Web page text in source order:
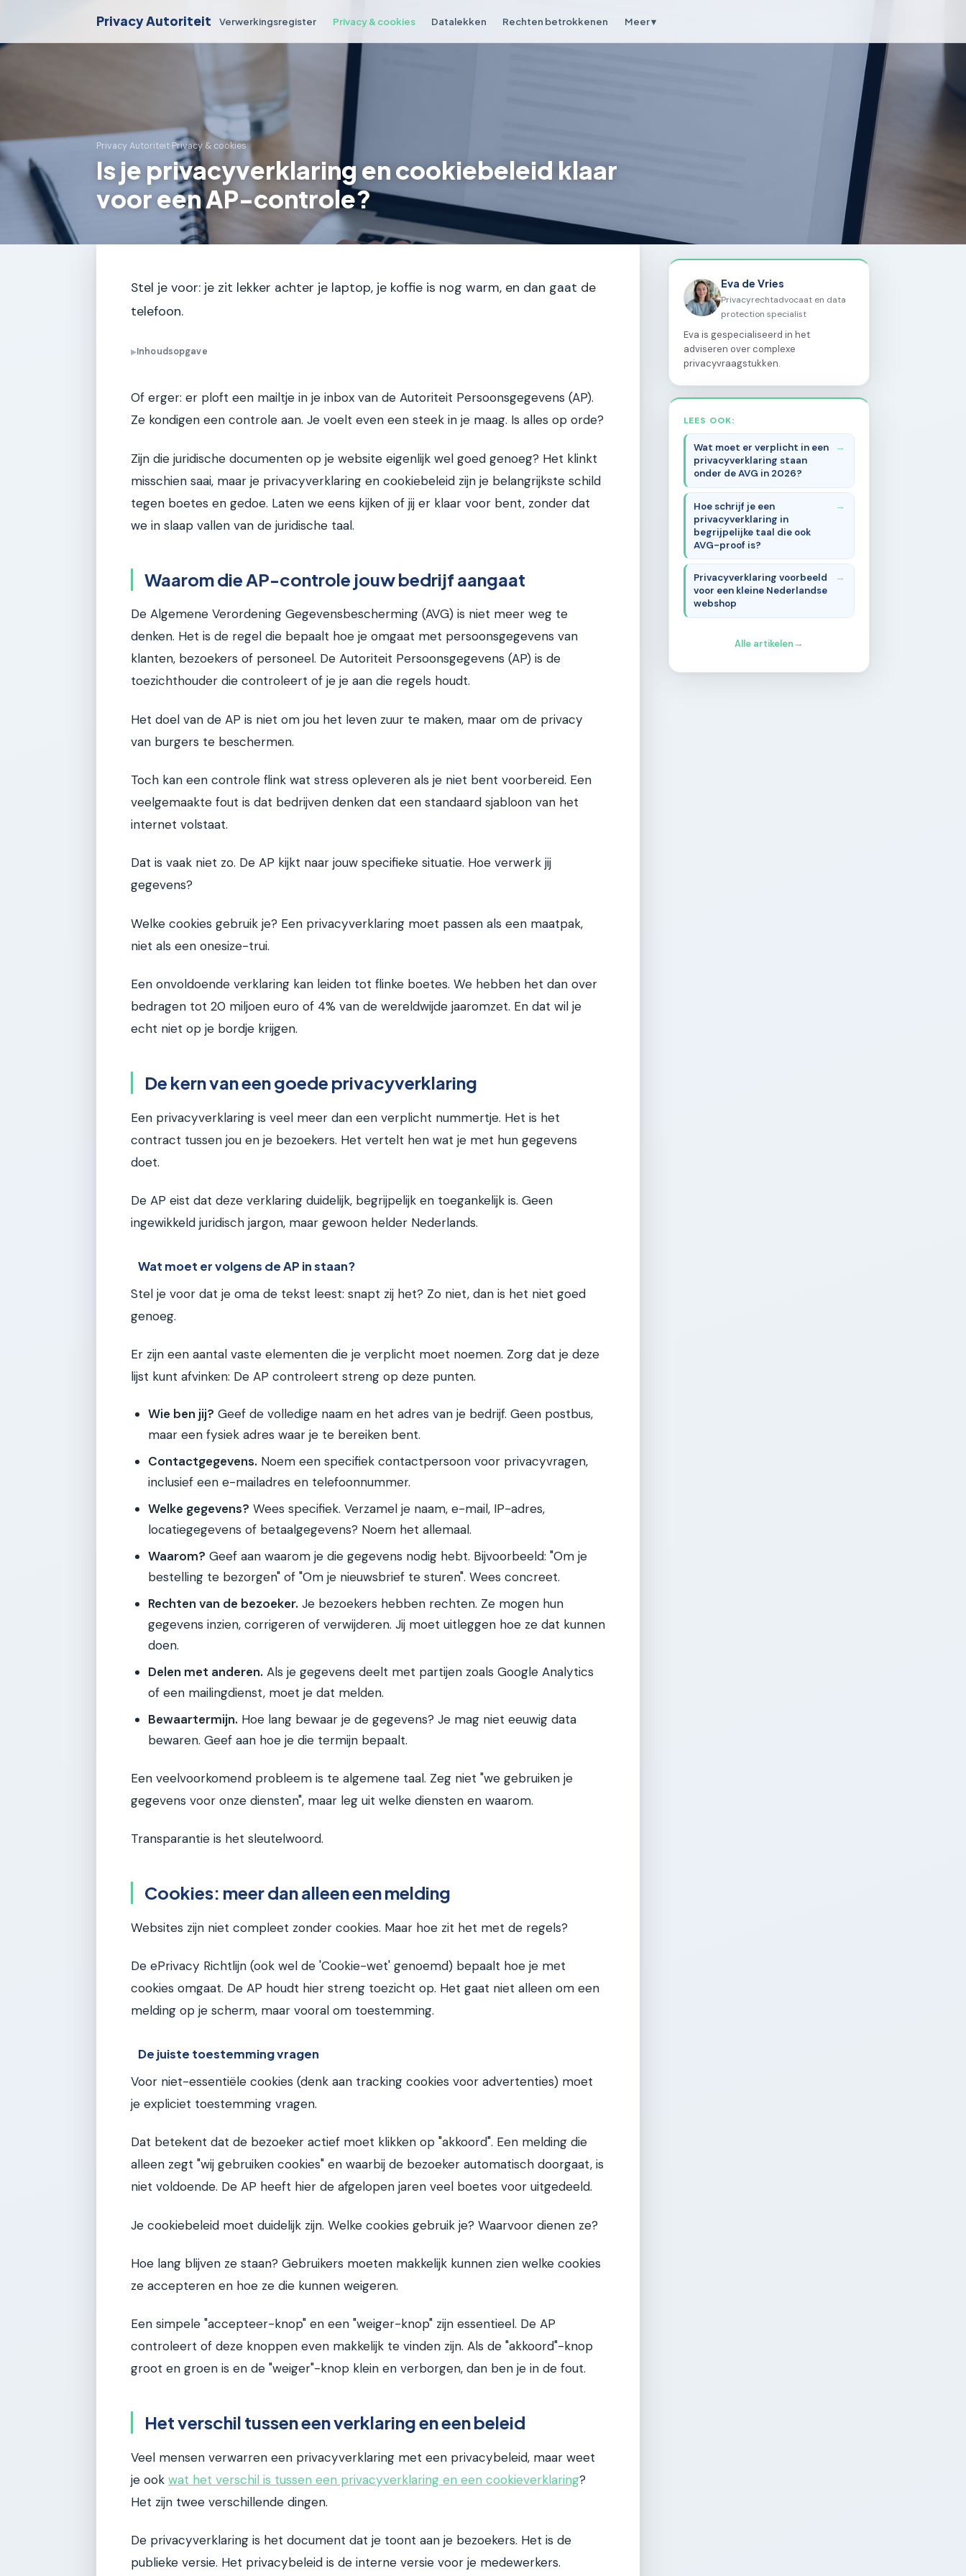
Privacy Autoriteit Verwerkingsregister Privacy & cookies Datalekken Rechten betrokkenen Meer ▾
Privacy Autoriteit›Privacy & cookies
Is je privacyverklaring en cookiebeleid klaar
voor een AP-controle?
Stel je voor: je zit lekker achter je laptop, je koffie is nog warm, en dan gaat de
telefoon.
▶Inhoudsopgave
Of erger: er ploft een mailtje in je inbox van de Autoriteit Persoonsgegevens (AP).
Ze kondigen een controle aan. Je voelt even een steek in je maag. Is alles op orde?
Zijn die juridische documenten op je website eigenlijk wel goed genoeg? Het klinkt
misschien saai, maar je privacyverklaring en cookiebeleid zijn je belangrijkste schild
tegen boetes en gedoe. Laten we eens kijken of jij er klaar voor bent, zonder dat
we in slaap vallen van de juridische taal.
Waarom die AP-controle jouw bedrijf aangaat
De Algemene Verordening Gegevensbescherming (AVG) is niet meer weg te
denken. Het is de regel die bepaalt hoe je omgaat met persoonsgegevens van
klanten, bezoekers of personeel. De Autoriteit Persoonsgegevens (AP) is de
toezichthouder die controleert of je je aan die regels houdt.
Het doel van de AP is niet om jou het leven zuur te maken, maar om de privacy
van burgers te beschermen.
Toch kan een controle flink wat stress opleveren als je niet bent voorbereid. Een
veelgemaakte fout is dat bedrijven denken dat een standaard sjabloon van het
internet volstaat.
Dat is vaak niet zo. De AP kijkt naar jouw specifieke situatie. Hoe verwerk jij
gegevens?
Welke cookies gebruik je? Een privacyverklaring moet passen als een maatpak,
niet als een onesize-trui.
Een onvoldoende verklaring kan leiden tot flinke boetes. We hebben het dan over
bedragen tot 20 miljoen euro of 4% van de wereldwijde jaaromzet. En dat wil je
echt niet op je bordje krijgen.
De kern van een goede privacyverklaring
Een privacyverklaring is veel meer dan een verplicht nummertje. Het is het
contract tussen jou en je bezoekers. Het vertelt hen wat je met hun gegevens
doet.
De AP eist dat deze verklaring duidelijk, begrijpelijk en toegankelijk is. Geen
ingewikkeld juridisch jargon, maar gewoon helder Nederlands.
Wat moet er volgens de AP in staan?
Stel je voor dat je oma de tekst leest: snapt zij het? Zo niet, dan is het niet goed
genoeg.
Er zijn een aantal vaste elementen die je verplicht moet noemen. Zorg dat je deze
lijst kunt afvinken: De AP controleert streng op deze punten.
Wie ben jij? Geef de volledige naam en het adres van je bedrijf. Geen postbus,
maar een fysiek adres waar je te bereiken bent.
Contactgegevens. Noem een specifiek contactpersoon voor privacyvragen,
inclusief een e-mailadres en telefoonnummer.
Welke gegevens? Wees specifiek. Verzamel je naam, e-mail, IP-adres,
locatiegegevens of betaalgegevens? Noem het allemaal.
Waarom? Geef aan waarom je die gegevens nodig hebt. Bijvoorbeeld: "Om je
bestelling te bezorgen" of "Om je nieuwsbrief te sturen". Wees concreet.
Rechten van de bezoeker. Je bezoekers hebben rechten. Ze mogen hun
gegevens inzien, corrigeren of verwijderen. Jij moet uitleggen hoe ze dat kunnen
doen.
Delen met anderen. Als je gegevens deelt met partijen zoals Google Analytics
of een mailingdienst, moet je dat melden.
Bewaartermijn. Hoe lang bewaar je de gegevens? Je mag niet eeuwig data
bewaren. Geef aan hoe je die termijn bepaalt.
Een veelvoorkomend probleem is te algemene taal. Zeg niet "we gebruiken je
gegevens voor onze diensten", maar leg uit welke diensten en waarom.
Transparantie is het sleutelwoord.
Cookies: meer dan alleen een melding
Websites zijn niet compleet zonder cookies. Maar hoe zit het met de regels?
De ePrivacy Richtlijn (ook wel de 'Cookie-wet' genoemd) bepaalt hoe je met
cookies omgaat. De AP houdt hier streng toezicht op. Het gaat niet alleen om een
melding op je scherm, maar vooral om toestemming.
De juiste toestemming vragen
Voor niet-essentiële cookies (denk aan tracking cookies voor advertenties) moet
je expliciet toestemming vragen.
Dat betekent dat de bezoeker actief moet klikken op "akkoord". Een melding die
alleen zegt "wij gebruiken cookies" en waarbij de bezoeker automatisch doorgaat, is
niet voldoende. De AP heeft hier de afgelopen jaren veel boetes voor uitgedeeld.
Je cookiebeleid moet duidelijk zijn. Welke cookies gebruik je? Waarvoor dienen ze?
Hoe lang blijven ze staan? Gebruikers moeten makkelijk kunnen zien welke cookies
ze accepteren en hoe ze die kunnen weigeren.
Een simpele "accepteer-knop" en een "weiger-knop" zijn essentieel. De AP
controleert of deze knoppen even makkelijk te vinden zijn. Als de "akkoord"-knop
groot en groen is en de "weiger"-knop klein en verborgen, dan ben je in de fout.
Het verschil tussen een verklaring en een beleid
Veel mensen verwarren een privacyverklaring met een privacybeleid, maar weet
je ook wat het verschil is tussen een privacyverklaring en een cookieverklaring?
Het zijn twee verschillende dingen.
De privacyverklaring is het document dat je toont aan je bezoekers. Het is de
publieke versie. Het privacybeleid is de interne versie voor je medewerkers.
Eva de Vries
Privacyrechtadvocaat en data
protection specialist
Eva is gespecialiseerd in het
adviseren over complexe
privacyvraagstukken.
LEES OOK:
Wat moet er verplicht in een
privacyverklaring staan
onder de AVG in 2026?
Hoe schrijf je een
privacyverklaring in
begrijpelijke taal die ook
AVG-proof is?
Privacyverklaring voorbeeld
voor een kleine Nederlandse
webshop
Alle artikelen